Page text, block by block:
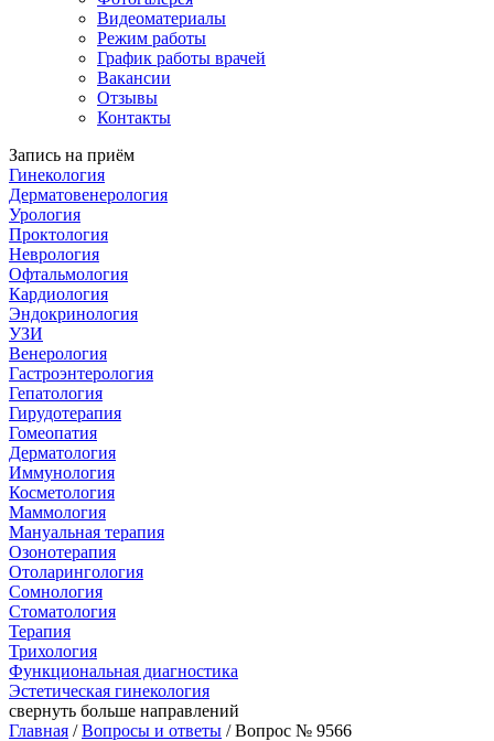
Видеоматериалы
Режим работы
График работы врачей
Вакансии
Отзывы
Контакты
Запись на приём
Гинекология
Дерматовенерология
Урология
Проктология
Неврология
Офтальмология
Кардиология
Эндокринология
УЗИ
Венерология
Гастроэнтерология
Гепатология
Гирудотерапия
Гомеопатия
Дерматология
Иммунология
Косметология
Маммология
Мануальная терапия
Озонотерапия
Отоларингология
Сомнология
Стоматология
Терапия
Трихология
Функциональная диагностика
Эстетическая гинекология
свернуть больше направлений
Главная /Вопросы и ответы / Вопрос № 9566